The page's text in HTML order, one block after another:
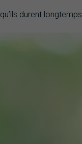
durent longtemps